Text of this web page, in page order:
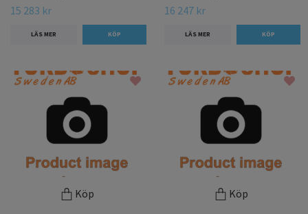
15 283 kr
LÄS MER
16 247 kr
LÄS MER
Köp Köp